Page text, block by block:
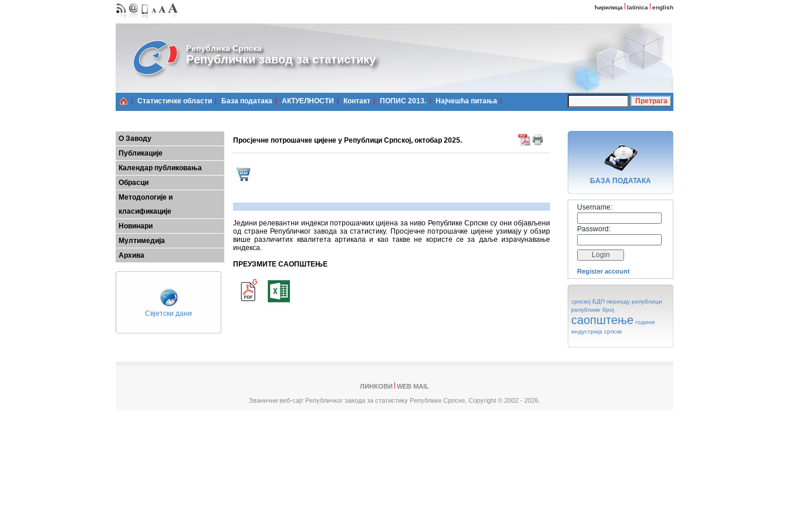
ћирилица latinica english
Република Српска
Републички завод за статистику
Статистичке области Базa података АКТУЕЛНОСТИ Контакт ПОПИС 2013. Најчешћa питања
О Заводу
Публикације
Календар публиковања
Обрасци
Методологије и
класификације
Новинари
Мултимедија
Архива
Свјетски дани
Просјечне потрошачке цијене у Републици Српској, октобар 2025.
Једини релевантни индекси потрошачких цијена за ниво Републике Српске су они објављени
од стране Републичког завода за статистику. Просјечне потрошачке цијене узимају у обзир
више различитих квалитета артикала и као такве не користе се за даље израчунавање
индекса.
ПРЕУЗМИТЕ САОПШТЕЊЕ
БАЗA ПОДАТАКА
Username:
Password:
Register account
српској БДП периоду републици
републике број
саопштење године
индустрија српске
ЛИНКОВИ
WEB MAIL
Званични веб-сајт Републичког завода за статистику Републике Српске, Copyright © 2002 - 2026.